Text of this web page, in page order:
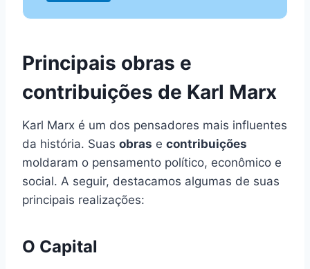
Principais obras e
contribuições de Karl Marx
Karl Marx é um dos pensadores mais influentes
da história. Suas obras e contribuições
moldaram o pensamento político, econômico e
social. A seguir, destacamos algumas de suas
principais realizações:
O Capital